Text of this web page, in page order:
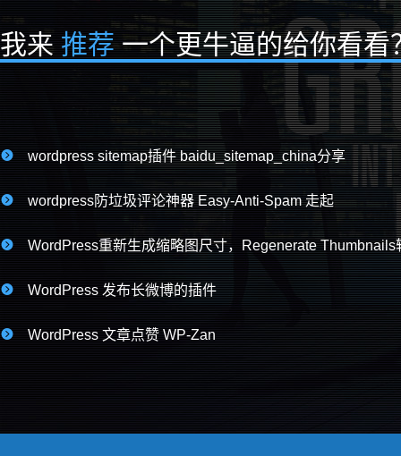
我来 推荐 一个更牛逼的给你看看
 wordpress sitemap插件 baidu_sitemap_china分享
 wordpress防垃圾评论神器 Easy-Anti-Spam 走起
 WordPress重新生成缩略图尺寸，Regenerate Thumbnails
 WordPress 发布长微博的插件
 WordPress 文章点赞 WP-Zan